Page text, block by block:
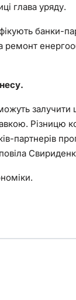
глава уряду.
банки-
ремонт
залучити
Різницю
партнерів